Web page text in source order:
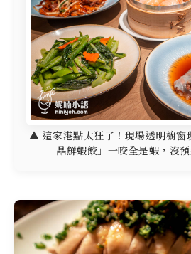
▲ 這家港點太狂了！現場透明櫥窗
晶鮮蝦餃」一咬全是蝦，沒